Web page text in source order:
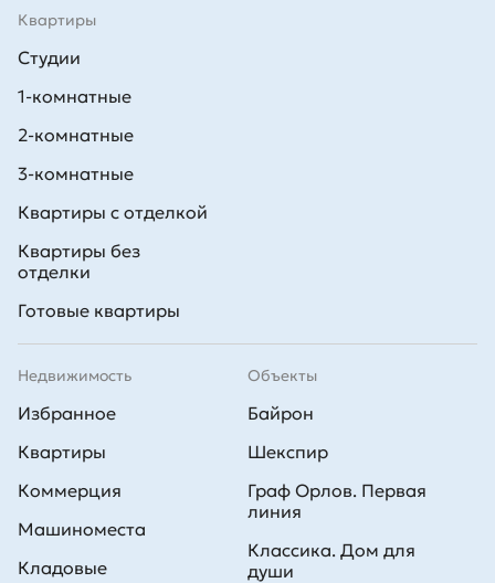
Квартиры
Студии
1-комнатные
2-комнатные
3-комнатные
Квартиры с отделкой
Квартиры без
отделки
Готовые квартиры
Недвижимость
Избранное
Квартиры
Коммерция
Машиноместа
Кладовые
Объекты
Байрон
Шекспир
Граф Орлов. Первая
линия
Классика. Дом для
души